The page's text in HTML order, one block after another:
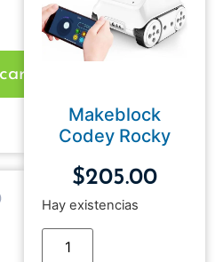
Makeblock
Codey Rocky
$205.00
Hay existencias